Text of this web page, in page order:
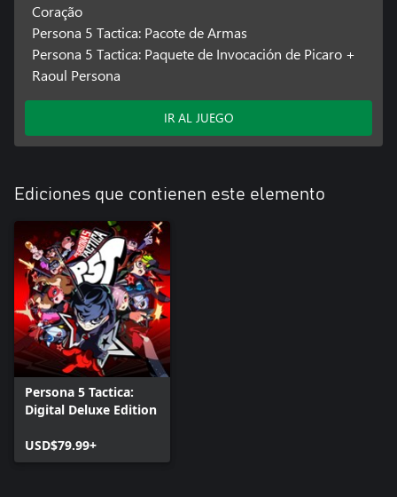
Coração
Persona 5 Tactica: Pacote de Armas
Persona 5 Tactica: Paquete de Invocación de Picaro +
Raoul Persona
IR AL JUEGO
Ediciones que contienen este elemento
Persona 5 Tactica:
Digital Deluxe Edition
USD$79.99+